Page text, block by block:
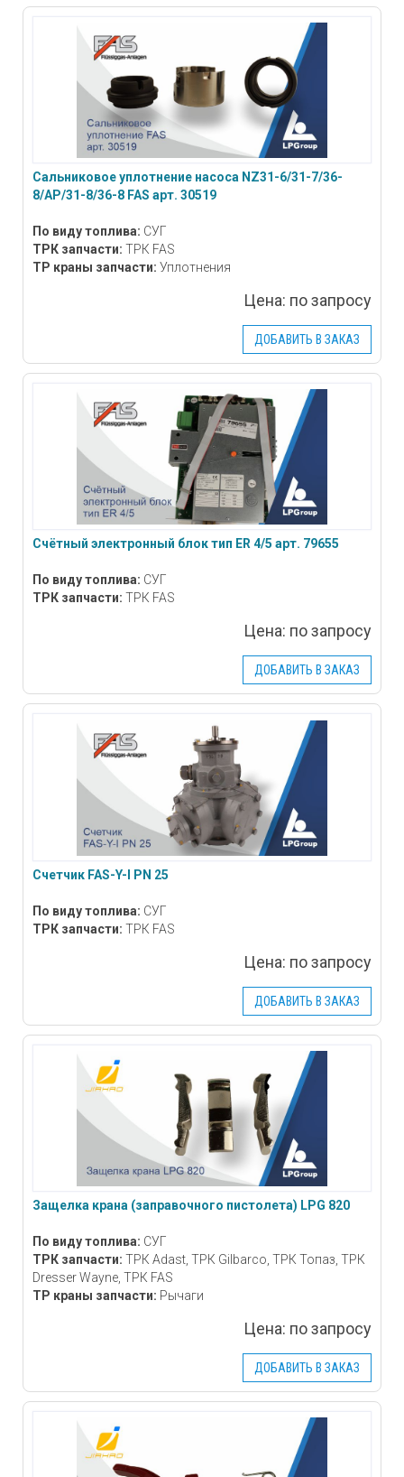
Сальниковое уплотнение насоса NZ31-6/31-7/36-
8/AP/31-8/36-8 FAS арт. 30519
По виду топлива: СУГ
ТРК запчасти: ТРК FAS
ТР краны запчасти: Уплотнения
Цена: по запросу
ДОБАВИТЬ В ЗАКАЗ
Счётный электронный блок тип ER 4/5 арт. 79655
По виду топлива: СУГ
ТРК запчасти: ТРК FAS
Цена: по запросу
ДОБАВИТЬ В ЗАКАЗ
Счетчик FAS-Y-I PN 25
По виду топлива: СУГ
ТРК запчасти: ТРК FAS
Цена: по запросу
ДОБАВИТЬ В ЗАКАЗ
Защелка крана (заправочного пистолета) LPG 820
По виду топлива: СУГ
ТРК запчасти: ТРК Adast, ТРК Gilbarco, ТРК Топаз, ТРК
Dresser Wayne, ТРК FAS
ТР краны запчасти: Рычаги
Цена: по запросу
ДОБАВИТЬ В ЗАКАЗ